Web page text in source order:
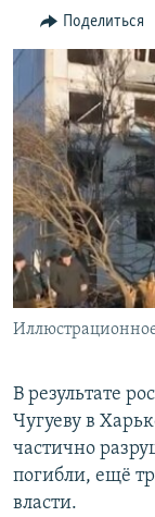
Вернутся
поиску
ИНТЕРАКТИВ
ИНФОГРАФИКА
ТЕЛЕПРОЕКТ
СОВЕТЫ
ПРОПАВШИЕ БЕЗ
ПОБЕДИТЕЛЕЙ НЕ
ELIFBE
УКРАИНСКАЯ
РАДІО СВОБОДА
КАК ОБОЙТИ
Українською
Qırımtatar
ПРИСОЕДИНЯЙТЕСЬ!
Поделиться
В результате
Чугуеву в
частично
погибли, ещё
власти.